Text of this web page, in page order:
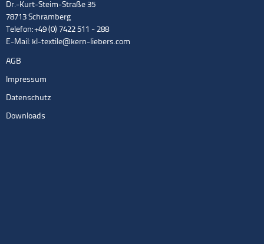
Dr.-Kurt-Steim-Straße 35
78713 Schramberg
Telefon: +49 (0) 7422 511 - 288
E-Mail: kl-textile@kern-liebers.com
AGB
Impressum
Datenschutz
Downloads